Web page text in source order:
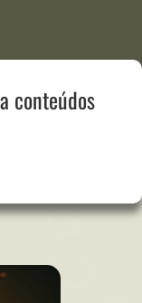
conteúdos